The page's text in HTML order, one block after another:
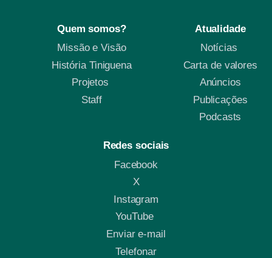
Quem somos?
Missão e Visão
História Tiniguena
Projetos
Staff
Atualidade
Notícias
Carta de valores
Anúncios
Publicações
Podcasts
Redes sociais
Facebook
X
Instagram
YouTube
Enviar e-mail
Telefonar